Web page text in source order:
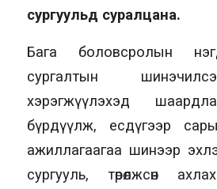
сургуульд суралцана.
Бага боловсролын
сургалтын
хэрэгжүүлэхэд
бүрдүүлж, есдүгээр
ажиллагаагаа шинээр
сургууль, төрөлжсөн